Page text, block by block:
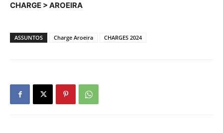
CHARGE > AROEIRA
ASSUNTOS Charge Aroeira CHARGES 2024